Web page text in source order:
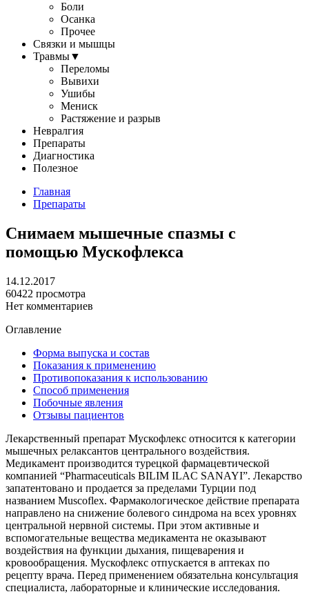
Боли
Осанка
Прочее
Связки и мышцы
Травмы▼
Переломы
Вывихи
Ушибы
Мениск
Растяжение и разрыв
Невралгия
Препараты
Диагностика
Полезное
Главная
Препараты
Снимаем мышечные спазмы с
помощью Мускофлекса
14.12.2017
60422 просмотра
Нет комментариев
Оглавление
Форма выпуска и состав
Показания к применению
Противопоказания к использованию
Способ применения
Побочные явления
Отзывы пациентов
Лекарственный препарат Мускофлекс относится к категории
мышечных релаксантов центрального воздействия.
Медикамент производится турецкой фармацевтической
компанией “Pharmaceuticals BILIM ILAC SANAYI”. Лекарство
запатентовано и продается за пределами Турции под
названием Muscoflex. Фармакологическое действие препарата
направлено на снижение болевого синдрома на всех уровнях
центральной нервной системы. При этом активные и
вспомогательные вещества медикамента не оказывают
воздействия на функции дыхания, пищеварения и
кровообращения. Мускофлекс отпускается в аптеках по
рецепту врача. Перед применением обязательна консультация
специалиста, лабораторные и клинические исследования.